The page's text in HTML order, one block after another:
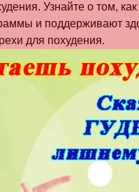
Узнайте о том,
и поддерживают
для похудения.